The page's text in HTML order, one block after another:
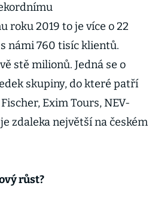
roku 2019 to je více o 22
námi 760 tisíc klientů.
stě milionů. Jedná se o
skupiny, do které patří
Exim Tours, NEV-
zdaleka největší na českém
růst?